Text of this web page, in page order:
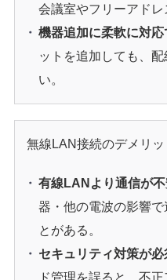
会議室やフリーアドレ
機器追加に柔軟に対応
ットを追加しても、
い。
無線LAN接続のデメリッ
有線LANより通信が
器・他の電波の影響
とがある。
セキュリティ対策が必
ド管理を誤ると、不